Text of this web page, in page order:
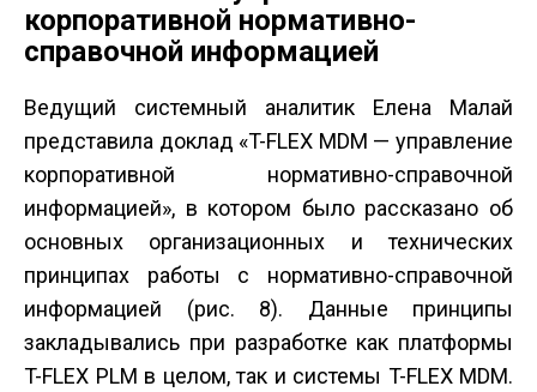
корпоративной нормативно-
справочной информацией
Ведущий системный аналитик Елена Малай
представила доклад «T-FLEX MDM — управление
корпоративной нормативно-справочной
информацией», в котором было рассказано об
основных организационных и технических
принципах работы с нормативно-справочной
информацией (рис. 8). Данные принципы
закладывались при разработке как платформы
T-FLEX PLM в целом, так и системы T-FLEX MDM.